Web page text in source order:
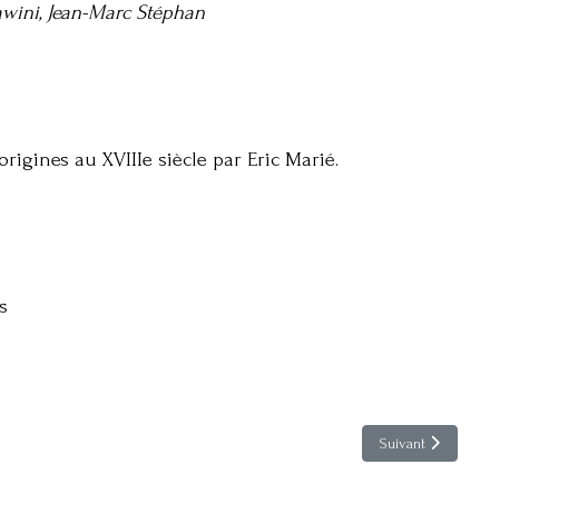
Jean-Marc Stéphan
au XVIIIe siècle par Eric Marié.
Article suivant : Acupuncture &
Suivant